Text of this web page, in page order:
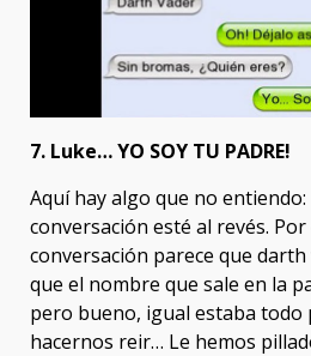
7. Luke… YO SOY TU PADRE!
Aquí hay algo que no entiendo:
conversación esté al revés. Por
conversación parece que
que el nombre que sale en la
pero bueno, igual estaba todo
hacernos reir… Le hemos